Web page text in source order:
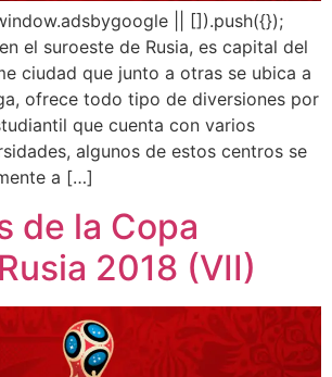
|| []).push({});
el suroeste de Rusia, es capital del
ciudad que junto a otras se ubica a
ofrece todo tipo de diversiones por
que cuenta con varios
algunos de estos centros se
a […]
de la Copa
2018 (VII)